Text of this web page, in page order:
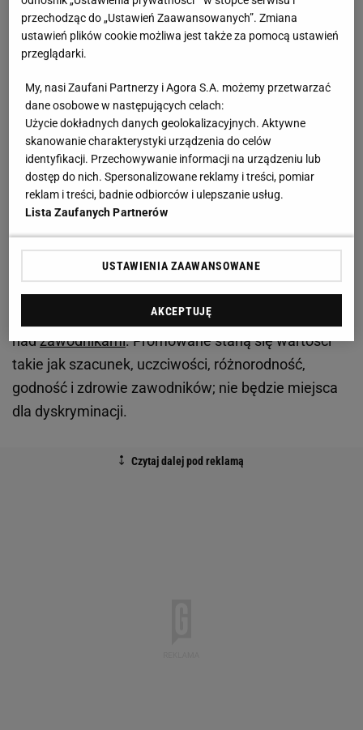
kluczowe wartości, takie jak solidarność, równość i
braterstwo, stanowiące podstawę rozwoju oraz
Paraolimpijskiego. Akcentowana zostanie potrzeba
traktowania wszystkich sportowców w sposób
jednakowy, a zachowanie wartości sportu, jego
inspirującej społecznie funkcji, będzie należycie
pielęgnowane.
Obie strony będą również współdziałać w celu
podejmowania przedsięwzięć edukacyjnych i
popularyzujących sport, podkreślając jedność ruchu
sportowego. Dojdzie też do wymiany doświadczeń
w zakresie metod treningowych i opieki zdrowotnej
nadzawodnikami. Promowane staną się wartości
takie jak szacunek, uczciwości, różnorodność,
godność i zdrowie zawodników; nie będzie miejsca
dla dyskryminacji.
przechodząc do „Ustawień Zaawansowanych”. Zmiana
ustawień plików cookie możliwa jest także za pomocą ustawień
przeglądarki.
My, nasi Zaufani Partnerzy i Agora S.A. możemy przetwarzać
dane osobowe w następujących celach:
Użycie dokładnych danych geolokalizacyjnych. Aktywne
skanowanie charakterystyki urządzenia do celów
identyfikacji. Przechowywanie informacji na urządzeniu lub
dostęp do nich. Spersonalizowane reklamy i treści, pomiar
reklam i treści, badnie odbiorców i ulepszanie usług.
Lista Zaufanych Partnerów
USTAWIENIA ZAAWANSOWANE
AKCEPTUJĘ